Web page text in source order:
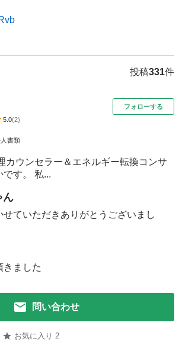
投稿331件
5.0(2)
フォローする
書類
カウンセラー＆エネルギー転換コンサ
です。 私...
ん
ていただきありがとうございまし
きました
問い合わせ
お気に入り 2